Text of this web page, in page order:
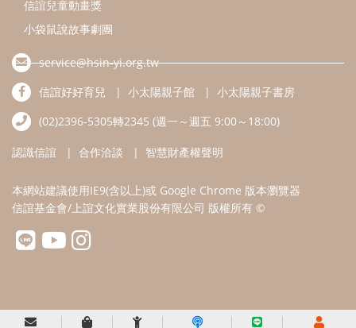
信誼基金會/上誼文化實業股份有限公司 版權所有 ©